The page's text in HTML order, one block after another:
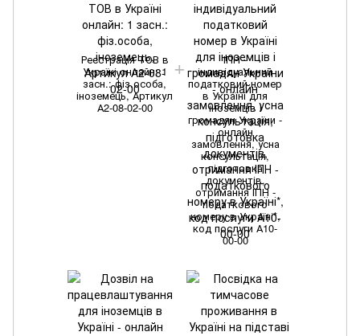
Реєстрація ТОВ в
Україні онлайн: 1
засн.: фіз.особа,
іноземець, Артикул
А2-08-02-00
ІПН -
індивідуальний
податковий номер
в Україні для
іноземців і
громадян України -
онлайн
замовлення, усна
консультація,
підготовка
документів,
отримання ІПН -
податкового
номеру в Україні*,
код послуги А10-
00-00